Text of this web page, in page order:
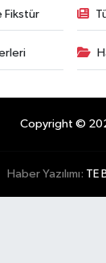
Fikstür
Copyright ©
Haber Yazılımı: TE